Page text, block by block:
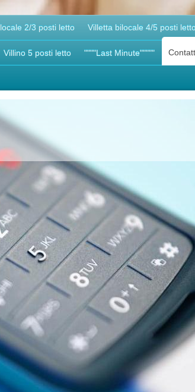
2/3 posti letto Villetta bilocale 4/5 posti
Villino 5 posti letto """"Last Minute"""""